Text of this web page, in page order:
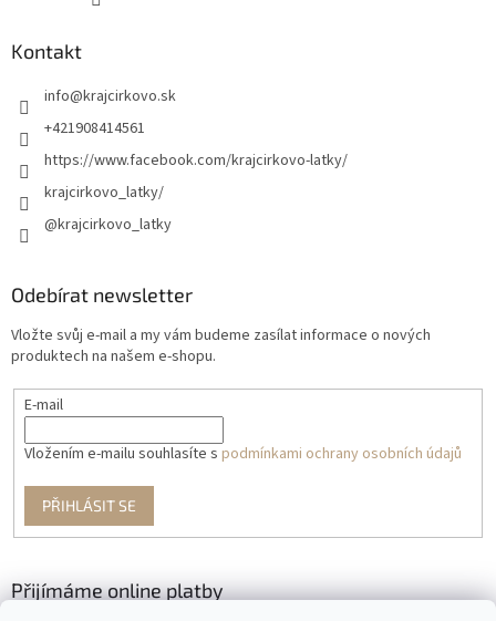
Kontakt
info@krajcirkovo.sk
+421908414561
https://www.facebook.com/krajcirkovo-latky/
krajcirkovo_latky/
@krajcirkovo_latky
Odebírat newsletter
Vložte svůj e-mail a my vám budeme zasílat informace o nových
produktech na našem e-shopu.
E-mail
Vložením e-mailu souhlasíte s podmínkami ochrany osobních údajů
PŘIHLÁSIT SE
Přijímáme online platby